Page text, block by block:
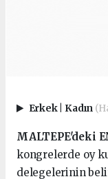
Erkek Kadın
MALTEPE'deki
kongrelerde oy
delegelerinin